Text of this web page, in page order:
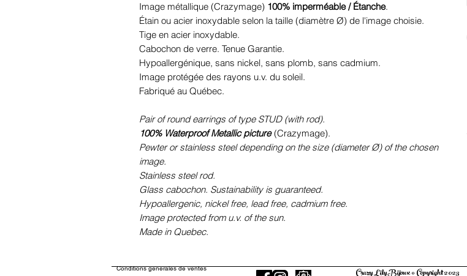
Image métallique (Crazymage) 100% imperméable / Étanche.
Étain ou acier inoxydable selon la taille (diamètre Ø) de l'image choisie.
Tige en acier inoxydable.
Cabochon de verre. Tenue Garantie.
Hypoallergénique, sans nickel, sans plomb, sans cadmium.
Image protégée des rayons u.v. du soleil.
Fabriqué au Québec.
Pair of round earrings of type STUD (with rod).
100% Waterproof Metallic picture(Crazymage).
Pewter or stainless steel depending on the size (diameter Ø) of the chosen
image.
Stainless steel rod.
Glass cabochon. Sustainability is guaranteed.
Hypoallergenic, nickel free, lead free, cadmium free.
Image protected from u.v. of the sun.
Made in Quebec.
Conditions générales de ventes